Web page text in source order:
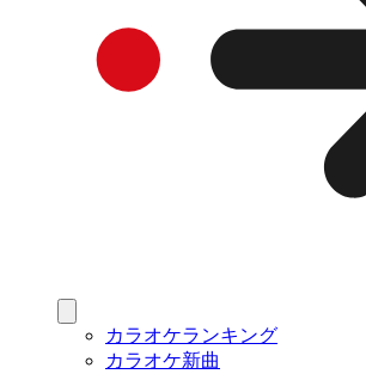
カラオケランキング
カラオケ新曲